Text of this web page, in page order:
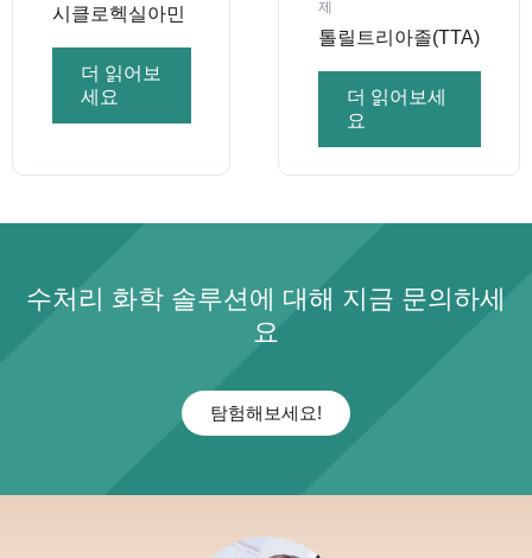
시클로헥실아민
더 읽어보
세요
제
톨릴트리아졸(TTA)
더 읽어보세
요
수처리 화학 솔루션에 대해 지금 문의하세
요
탐험해보세요!